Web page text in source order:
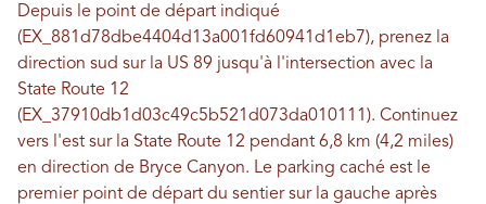
Depuis le point de départ indiqué
(EX_881d78dbe4404d13a001fd60941d1eb7), prenez la
direction sud sur la US 89 jusqu'à l'intersection avec la
State Route 12
(EX_37910db1d03c49c5b521d073da010111). Continuez
vers l'est sur la State Route 12 pendant 6,8 km (4,2 miles)
en direction de Bryce Canyon. Le parking caché est le
premier point de départ du sentier sur la gauche après